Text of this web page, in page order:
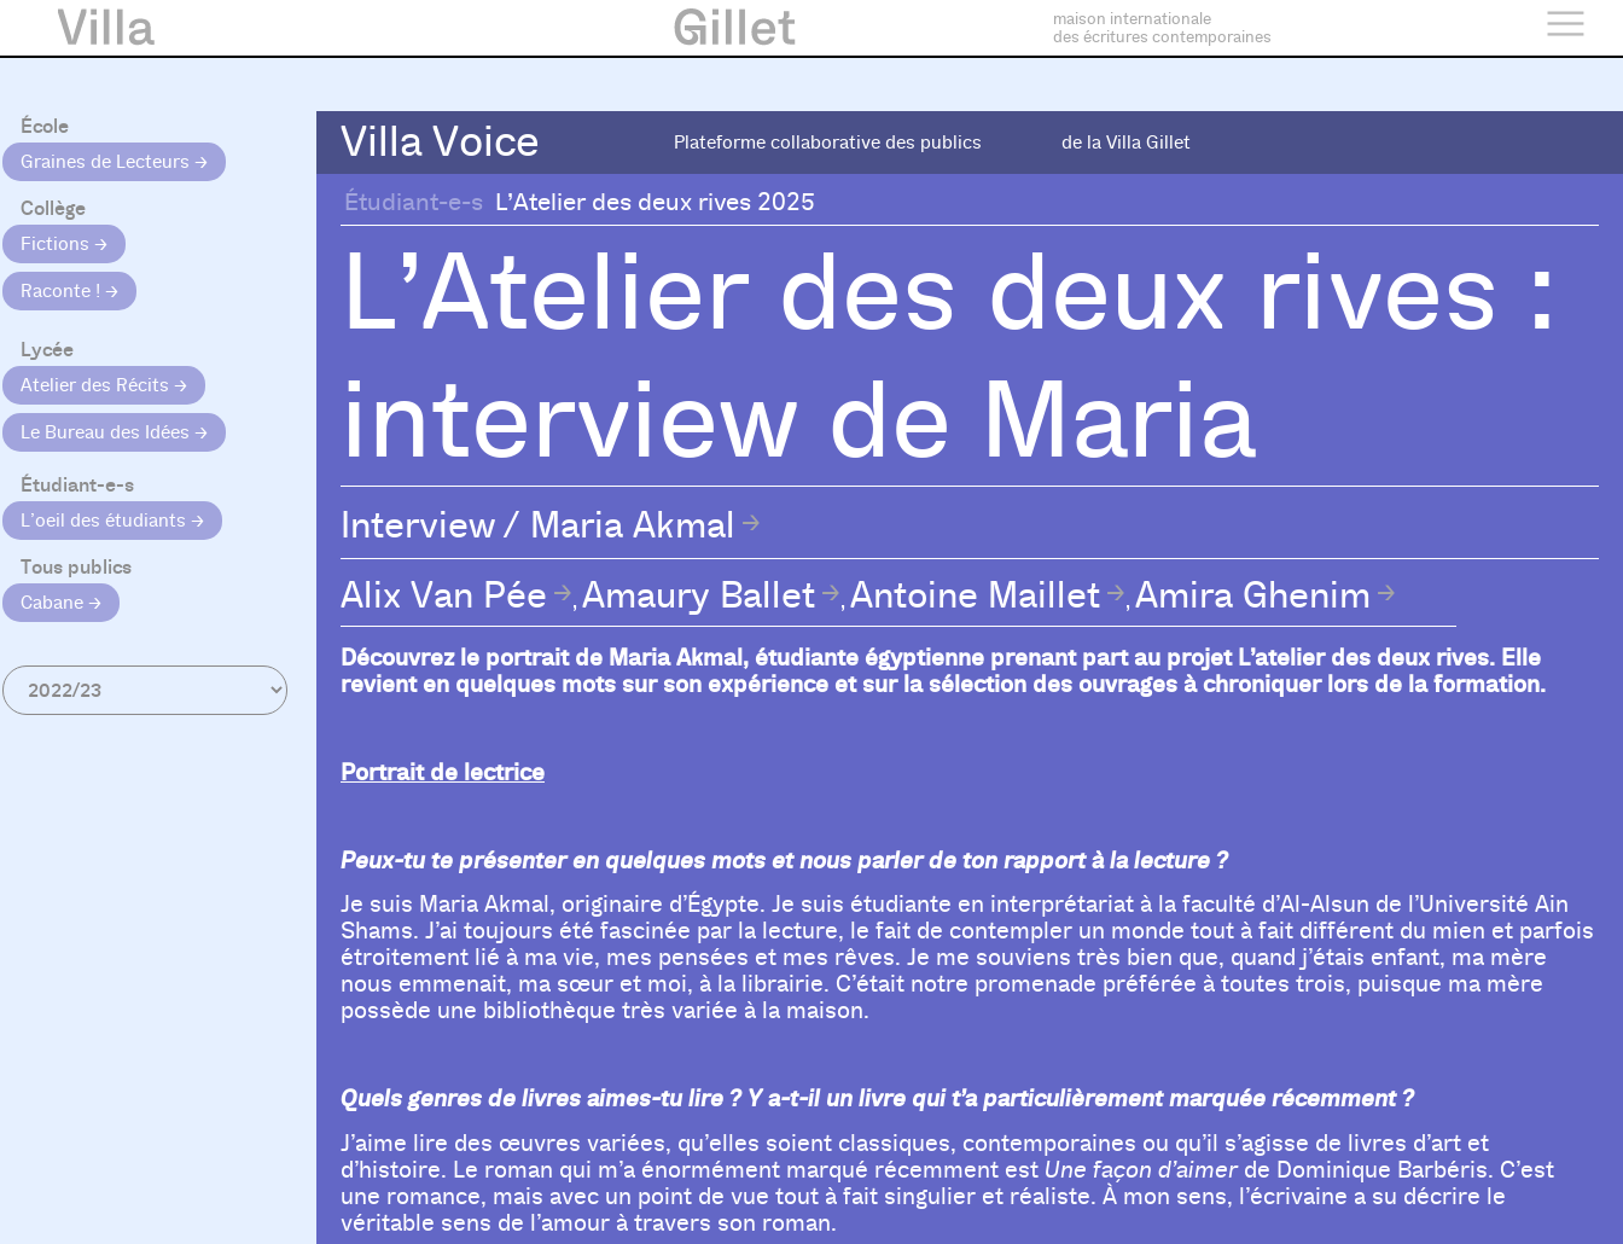
maison internationale
des écritures contemporaines
École
Graines de Lecteurs
Collège
Fictions
Raconte !
Lycée
Atelier des Récits
Le Bureau des Idées
Étudiant-e-s
L’oeil des étudiants
Tous publics
Cabane
Villa Voice Plateforme collaborative des publics de la Villa Gillet
Villa Voice Plateforme collaborative des publics de la Villa Gillet
Étudiant-e-s L’Atelier des deux rives 2025
L’Atelier des deux rives :
interview de Maria
Interview/ Maria Akmal
Alix Van Pée
,Amaury Ballet ,Antoine Maillet ,Amira Ghenim
Découvrez le portrait de Maria Akmal, étudiante égyptienne prenant part au projet L’atelier des deux rives. Elle
revient en quelques mots sur son expérience et sur la sélection des ouvrages à chroniquer lors de la formation.
Portrait de lectrice
Peux-tu te présenter en quelques mots et nous parler de ton rapport à la lecture ?
Je suis Maria Akmal, originaire d’Égypte. Je suis étudiante en interprétariat à la faculté d’Al-Alsun de l’Université Ain
Shams. J’ai toujours été fascinée par la lecture, le fait de contempler un monde tout à fait différent du mien et parfois
étroitement lié à ma vie, mes pensées et mes rêves. Je me souviens très bien que, quand j’étais enfant, ma mère
nous emmenait, ma sœur et moi, à la librairie. C’était notre promenade préférée à toutes trois, puisque ma mère
possède une bibliothèque très variée à la maison.
Quels genres de livres aimes-tu lire ? Y a-t-il un livre qui t’a particulièrement marquée récemment ?
J’aime lire des œuvres variées, qu’elles soient classiques, contemporaines ou qu’il s’agisse de livres d’art et
d’histoire. Le roman qui m’a énormément marqué récemment est Une façon d’aimerde Dominique Barbéris. C’est
une romance, mais avec un point de vue tout à fait singulier et réaliste. À mon sens, l’écrivaine a su décrire le
véritable sens de l’amour à travers son roman.